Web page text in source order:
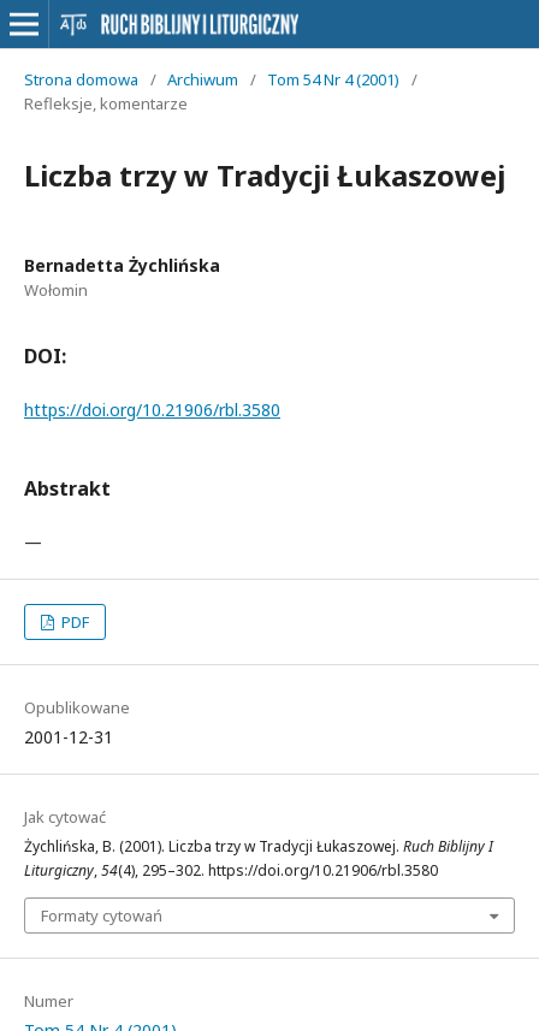
Strona domowa / Archiwum / Tom 54 Nr 4 (2001)
/
Refleksje, komentarze
Liczba trzy w Tradycji Łukaszowej
Bernadetta Żychlińska
Wołomin
DOI:
https://doi.org/10.21906/rbl.3580
Abstrakt
—
PDF
Opublikowane
2001-12-31
Jak cytować
Żychlińska, B. (2001). Liczba trzy w Tradycji Łukaszowej. Ruch Biblijny I
Liturgiczny,54(4), 295–302. https://doi.org/10.21906/rbl.3580
Formaty cytowań
Numer